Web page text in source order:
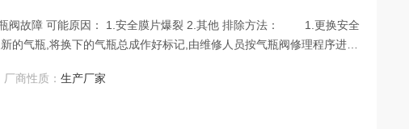
司、中屹消防公司维保空气呼吸器 对于小问题及时排除，
厂商性质：生产厂家